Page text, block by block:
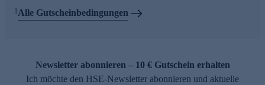
1 Alle Gutscheinbedingungen
Newsletter abonnieren – 10 € Gutschein erhalten
Ich möchte den HSE-Newsletter abonnieren und aktuelle